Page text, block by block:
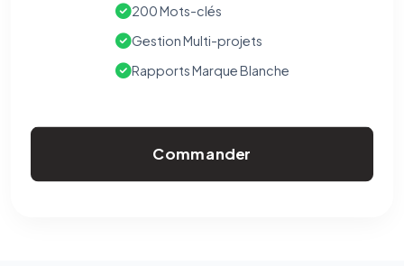
200 Mots-clés
Gestion Multi-projets
Rapports Marque Blanche
Commander